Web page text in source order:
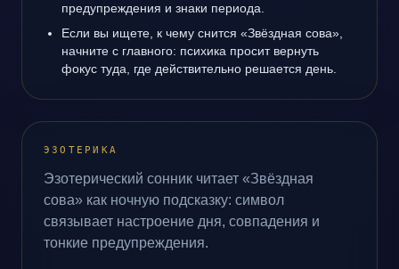
предупреждения и знаки периода.
Если вы ищете, к чему снится «Звёздная сова»,
начните с главного: психика просит вернуть
фокус туда, где действительно решается день.
ЭЗОТЕРИКА
Эзотерический сонник читает «Звёздная
сова» как ночную подсказку: символ
связывает настроение дня, совпадения и
тонкие предупреждения.